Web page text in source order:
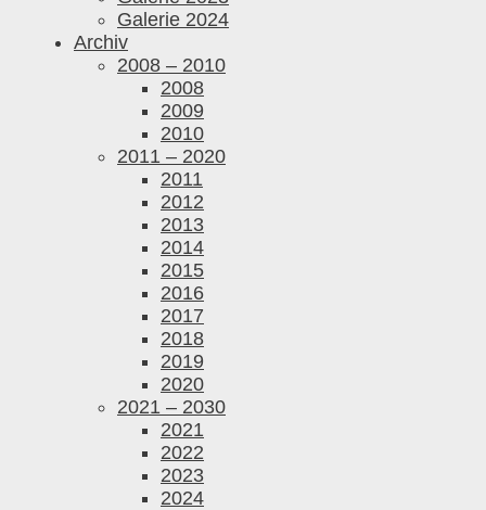
Galerie 2024
Archiv
2008 – 2010
2008
2009
2010
2011 – 2020
2011
2012
2013
2014
2015
2016
2017
2018
2019
2020
2021 – 2030
2021
2022
2023
2024